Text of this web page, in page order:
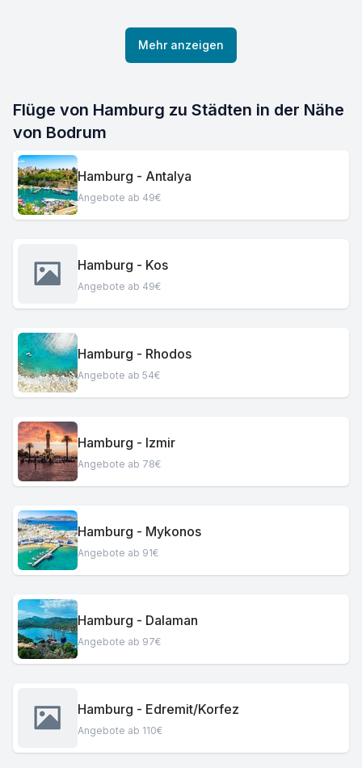
Mehr anzeigen
Flüge von Hamburg zu Städten in der Nähe
von Bodrum
Hamburg - Antalya
Angebote ab 49€
Hamburg - Kos
Angebote ab 49€
Hamburg - Rhodos
Angebote ab 54€
Hamburg - Izmir
Angebote ab 78€
Hamburg - Mykonos
Angebote ab 91€
Hamburg - Dalaman
Angebote ab 97€
Hamburg - Edremit/Korfez
Angebote ab 110€